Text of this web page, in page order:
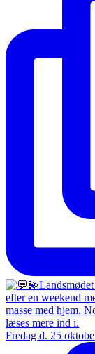
Fredag d. 25